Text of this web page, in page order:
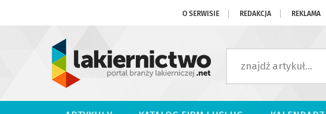
O SERWISIE REDAKCJA REKLAMA